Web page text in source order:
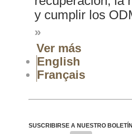
y cumplir los
»
Ver más
English
Français
SUSCRIBIRSE A NUESTRO BOLETÍN